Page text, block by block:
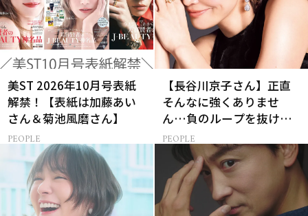
美ST 2026年10月号表紙
解禁！【表紙は加藤あい
さん＆菊池風磨さん】
PEOPLE
【長谷川京子さん】正直
そんなに強くありませ
ん…負のループを抜ける
15分の習慣とは?
PEOPLE